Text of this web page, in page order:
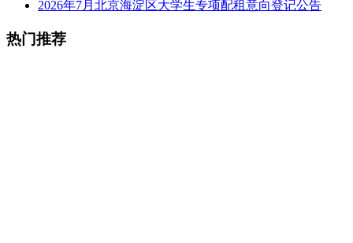
2026年7月北京海淀区大学生专项配租意向登记公告
热门推荐